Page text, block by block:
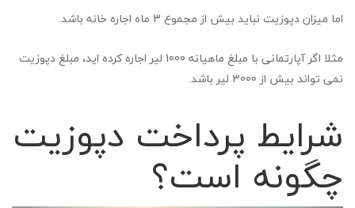
اما میزان دپوزیت نباید بیش از مجموع 3 ماه اجاره خانه باشد.
مثلا اگر آپارتمانی با مبلغ ماهیانه 1000 لیر اجاره کرده اید، مبلغ دپوزیت
نمی تواند بیش از 3000 لیر باشد.
شرایط پرداخت دپوزیت
چگونه است؟